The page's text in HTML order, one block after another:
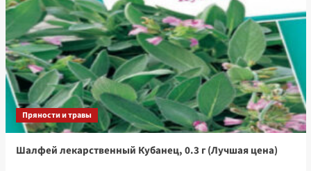
Пряности и травы
Шалфей лекарственный Кубанец, 0.3 г (Лучшая цена)